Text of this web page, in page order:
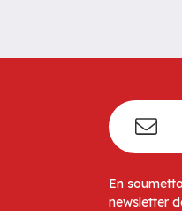
En
newsletter